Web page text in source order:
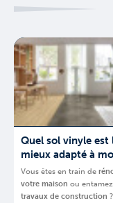
Quel sol vinyle est
mieux adapté à
projet ?
Vous êtes en train de
votre maison ou
travaux de construction